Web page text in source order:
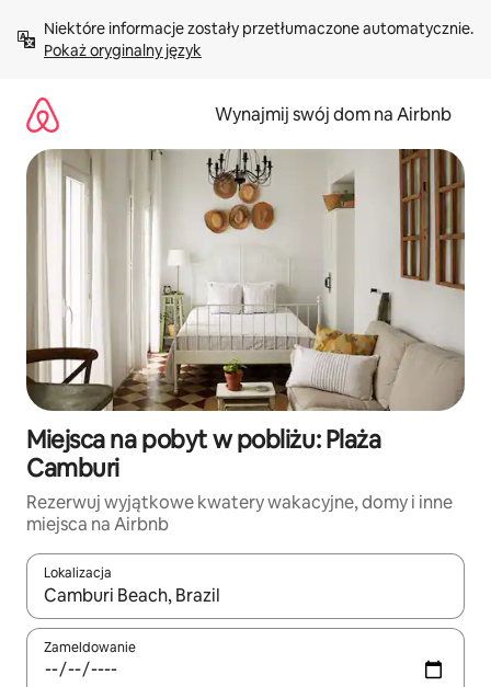
treści Pokaż oryginalny język
Wynajmij swój dom na Airbnb
Miejsca na pobyt w pobliżu: Plaża
Camburi
Rezerwuj wyjątkowe kwatery wakacyjne, domy i inne
miejsca na Airbnb
Lokalizacja
Gdy wyniki będą dostępne, możesz poruszać się po nich za
Zameldowanie